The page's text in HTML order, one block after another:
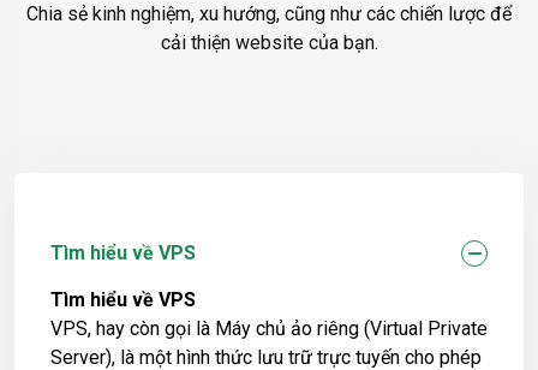
Chia sẻ kinh nghiệm, xu hướng, cũng như các chiến lược để
cải thiện website của bạn.
Tìm hiểu về VPS
Tìm hiểu về VPS
VPS, hay còn gọi là Máy chủ ảo riêng (Virtual Private
Server), là một hình thức lưu trữ trực tuyến cho phép